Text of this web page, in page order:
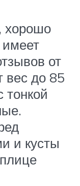
хорошо
от
вес до 85
тонкой
и кусты